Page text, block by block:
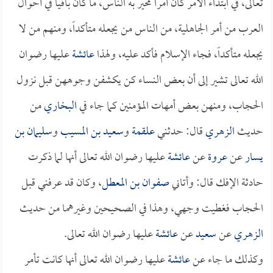
العرب من أمر الجاهلية، من الناس من يجعله متأكداً، ومنهم من لا
يجعله متأكداً، فجاء الإسلام فأكد عليه، ولهذاعائشةعليها رضوان
الله تعالى تشير إلى أن بعض النساء كن يكشفن وجوههن قبل نزول
الحجاب، ومنهن بعض أمهات المؤمنين كما جاء فيالبخاريمن
حديثالزهريقال: حدثنيعلقمةوسعيد بن المسيبوسليمان بن
يسارعنعروةعنعائشةعليها رضوان الله تعالى أنها لما ذكرت
حادثة الإفك قال: وأتانيصفوان بن المعطل، وكان قد عرفني قبل
الحجاب فغطيت وجهي، وهذا في الصحيحين وغيرهما من حديث
الزهريعنسعيدعنعائشةعليها رضوان الله تعالى.
وكذلك ما جاء عنعائشةعليها رضوان الله تعالى أنها كانت تأمر